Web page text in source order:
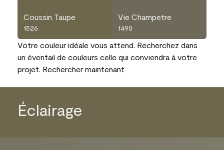
Coussin Taupe
1526
Vie Champetre
1490
Votre couleur idéale vous attend. Recherchez dans
un éventail de couleurs celle qui conviendra à votre
projet. Rechercher maintenant
Éclairage